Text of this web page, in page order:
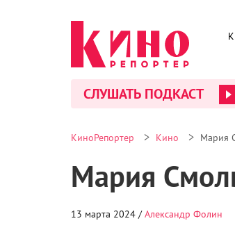
СЛУШАТЬ ПОДКАСТ
КиноРепортер > Кино > Мария
Мария
13 марта 2024 /Александр Фолин